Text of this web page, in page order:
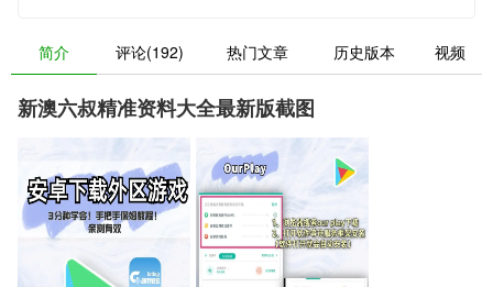
简介 评论(192) 热门文章 历史版本 视频
新澳六叔精准资料大全最新版截图